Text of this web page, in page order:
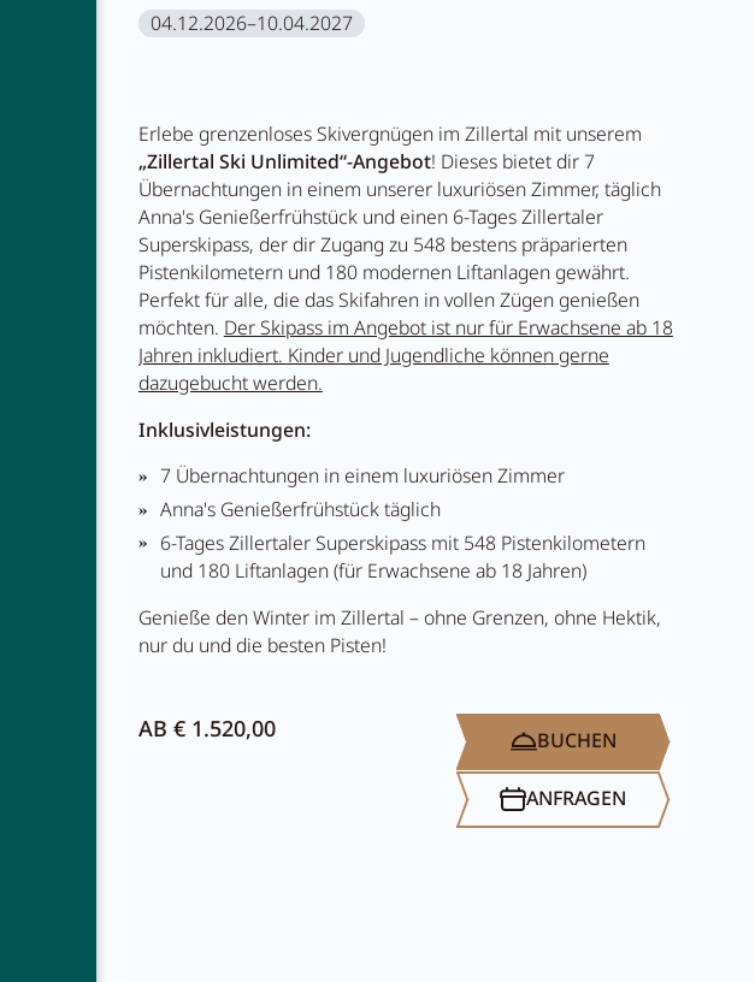
Abenteuer
04.12.2026–10.04.2027
Erlebe grenzenloses Skivergnügen im Zillertal mit unserem
„Zillertal Ski Unlimited“-Angebot! Dieses bietet dir 7
Übernachtungen in einem unserer luxuriösen Zimmer, täglich
Anna's Genießerfrühstück und einen 6-Tages Zillertaler
Superskipass, der dir Zugang zu 548 bestens präparierten
Pistenkilometern und 180 modernen Liftanlagen gewährt.
Perfekt für alle, die das Skifahren in vollen Zügen genießen
möchten. Der Skipass im Angebot ist nur für Erwachsene ab 18
Jahren inkludiert. Kinder und Jugendliche können gerne
dazugebucht werden.
Inklusivleistungen:
7 Übernachtungen in einem luxuriösen Zimmer
Anna's Genießerfrühstück täglich
6-Tages Zillertaler Superskipass mit 548 Pistenkilometern
und 180 Liftanlagen (für Erwachsene ab 18 Jahren)
Genieße den Winter im Zillertal – ohne Grenzen, ohne Hektik,
nur du und die besten Pisten!
AB € 1.520,00 BUCHEN
ANFRAGEN